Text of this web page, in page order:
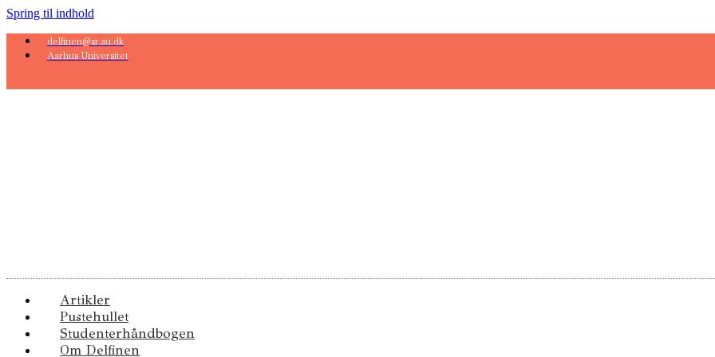
Spring til indhold
delfinen@sr.au.dk
Aarhus Universitet
Artikler
Pustehullet
Studenterhåndbogen
Om Delfinen